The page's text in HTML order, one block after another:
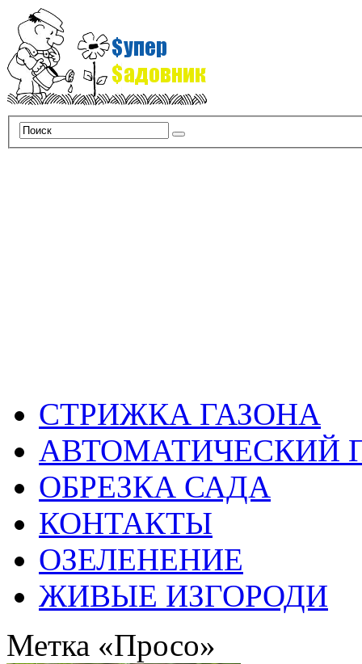
СТРИЖКА ГАЗОНА
АВТОМАТИЧЕСКИЙ
ОБРЕЗКА САДА
КОНТАКТЫ
ОЗЕЛЕНЕНИЕ
ЖИВЫЕ ИЗГОРОДИ
Метка «Просо»